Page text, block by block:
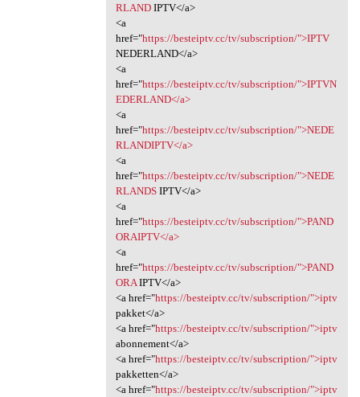
RLANDIPTV</a>
<a
href="https://besteiptv.cc/tv/subscription/">IPTV
NEDERLAND</a>
<a
href="https://besteiptv.cc/tv/subscription/">IPTVN
EDERLAND</a>
<a
href="https://besteiptv.cc/tv/subscription/">NEDE
RLANDIPTV</a>
<a
href="https://besteiptv.cc/tv/subscription/">NEDE
RLANDSIPTV</a>
<a
href="https://besteiptv.cc/tv/subscription/">PAND
ORAIPTV</a>
<a
href="https://besteiptv.cc/tv/subscription/">PAND
ORAIPTV</a>
<a href="https://besteiptv.cc/tv/subscription/">iptv
pakket</a>
<a href="https://besteiptv.cc/tv/subscription/">iptv
abonnement</a>
<a href="https://besteiptv.cc/tv/subscription/">iptv
pakketten</a>
<a href="https://besteiptv.cc/tv/subscription/">iptv